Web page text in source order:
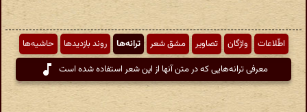
اطّلاعات واژگان تصاویر مشق شعر ترانه‌ها روند بازدیدها
حاشیه‌ها
معرفی ترانه‌هایی که در متن آنها از این شعر استفاده شده است